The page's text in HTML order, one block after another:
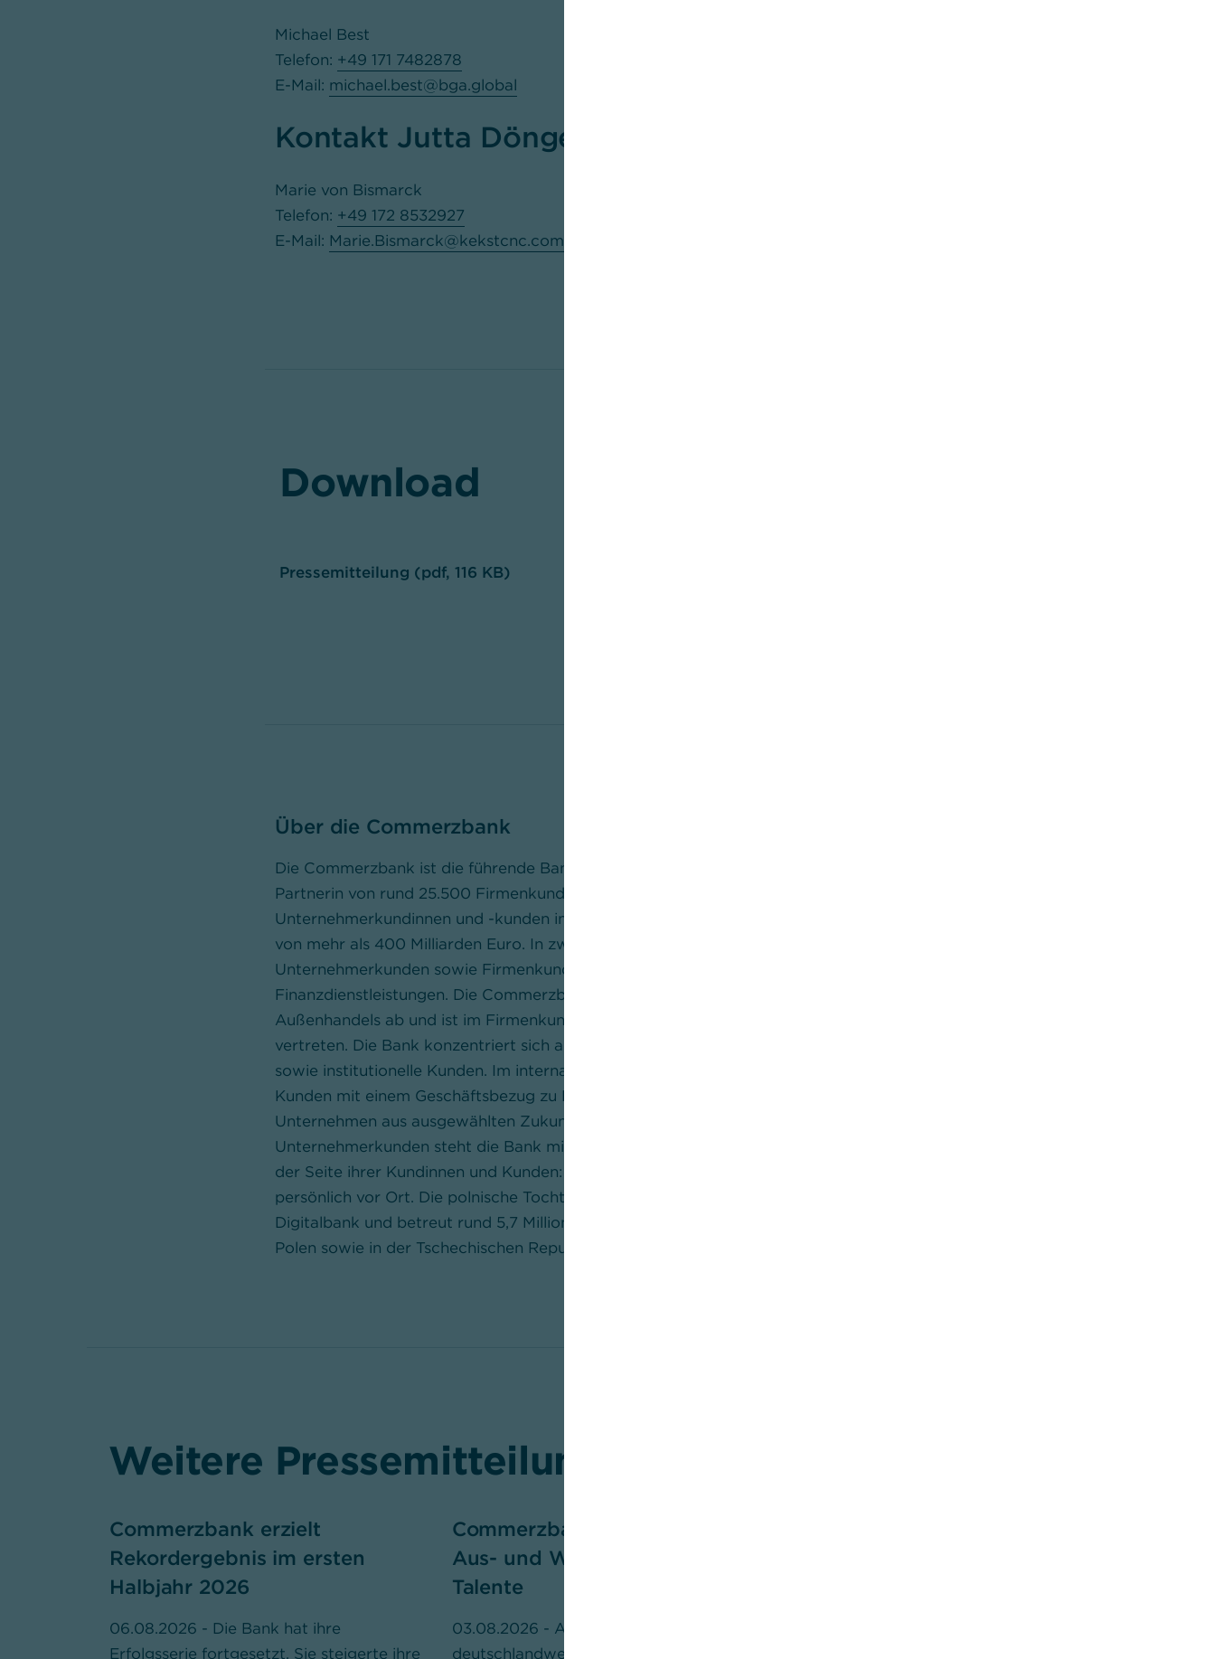
Michael Best
Telefon: +49 171 7482878
E-Mail: michael.best@bga.global
Kontakt Jutta Dönges
Marie von Bismarck
Telefon: +49 172 8532927
E-Mail: Marie.Bismarck@kekstcnc.com
Download
Pressemitteilung (pdf, 116 KB)
Über die Commerzbank
Die Commerzbank ist die führende Bank für den deutschen Mittelstand und starke
Partnerin von rund 25.500 Firmenkundenverbünden. Zudem betreut sie Privat- und
Unternehmerkundinnen und -kunden in Deutschland mit einem angelegten Vermögen
von mehr als 400 Milliarden Euro. In zwei Geschäftsbereichen – Privat- und
Unternehmerkunden sowie Firmenkunden – bietet die Bank ein umfassendes Portfolio an
Finanzdienstleistungen. Die Commerzbank wickelt rund 30 % des deutschen
Außenhandels ab und ist im Firmenkundengeschäft international in mehr als 40 Ländern
vertreten. Die Bank konzentriert sich auf den deutschen Mittelstand, Großunternehmen
sowie institutionelle Kunden. Im internationalen Geschäft begleitet die Commerzbank
Kunden mit einem Geschäftsbezug zu Deutschland, Österreich oder der Schweiz und
Unternehmen aus ausgewählten Zukunftsbranchen. Im Segment Privat- und
Unternehmerkunden steht die Bank mit den Marken Commerzbank und comdirect an
der Seite ihrer Kundinnen und Kunden: online und mobil, im Beratungscenter und
persönlich vor Ort. Die polnische Tochtergesellschaft mBank S.A. ist eine innovative
Digitalbank und betreut rund 5,7 Millionen Privat- und Firmenkunden überwiegend in
Polen sowie in der Tschechischen Republik und der Slowakei.
Weitere Pressemitteilungen
Commerzbank erzielt
Rekordergebnis im ersten
Halbjahr 2026
06.08.2026 - Die Bank hat ihre
Erfolgsserie fortgesetzt. Sie steigerte ihre
Commerzbank investiert in
Aus- und Weiterbildung junger
Talente
03.08.2026 - Am 1. August sind
deutschlandweit rund 320 Auszubildende